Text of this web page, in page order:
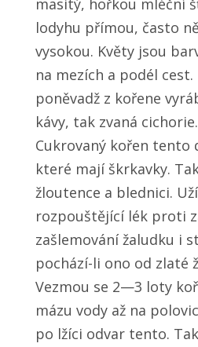
masitý, hořkou mléční
lodyhu přímou, často
vysokou. Květy jsou
na mezích a podél
poněvadž z kořene
kávy, tak zvaná cichorie.
Cukrovaný kořen tento
které mají škrkavky.
žloutence a blednici.
rozpouštějící lék proti
zašlemování žaludku i
pochází-li ono od zlaté
Vezmou se 2—3 loty
mázu vody až na
po lžíci odvar tento.